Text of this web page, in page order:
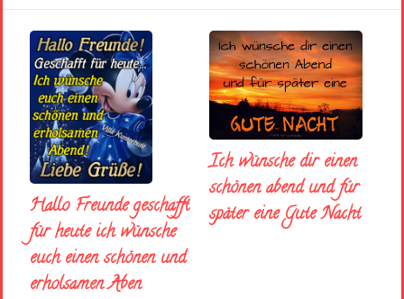
Hallo Freunde geschafft
für heute ich wünsche
euch einen schönen und
erholsamen Aben
Ich wünsche dir einen
schönen abend und fúr
später eine Gute Nacht